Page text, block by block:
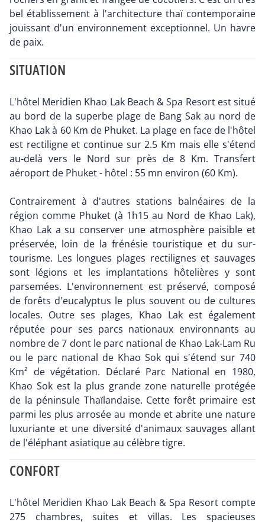
bel établissement à l'architecture thaï contemporaine
jouissant d'un environnement exceptionnel. Un havre
de paix.
SITUATION
L'hôtel Meridien Khao Lak Beach & Spa Resort est situé
au bord de la superbe plage de Bang Sak au nord de
Khao Lak à 60 Km de Phuket. La plage en face de l'hôtel
est rectiligne et continue sur 2.5 Km mais elle s'étend
au-delà vers le Nord sur près de 8 Km. Transfert
aéroport de Phuket - hôtel : 55 mn environ (60 Km).
Contrairement à d'autres stations balnéaires de la
région comme Phuket (à 1h15 au Nord de Khao Lak),
Khao Lak a su conserver une atmosphère paisible et
préservée, loin de la frénésie touristique et du sur-
tourisme. Les longues plages rectilignes et sauvages
sont légions et les implantations hôtelières y sont
parsemées. L'environnement est préservé, composé
de forêts d'eucalyptus le plus souvent ou de cultures
locales. Outre ses plages, Khao Lak est également
réputée pour ses parcs nationaux environnants au
nombre de 7 dont le parc national de Khao Lak-Lam Ru
ou le parc national de Khao Sok qui s'étend sur 740
Km² de végétation. Déclaré Parc National en 1980,
Khao Sok est la plus grande zone naturelle protégée
de la péninsule Thaïlandaise. Cette forêt primaire est
parmi les plus arrosée au monde et abrite une nature
luxuriante et une diversité d'animaux sauvages allant
de l'éléphant asiatique au célèbre tigre.
CONFORT
L'hôtel Meridien Khao Lak Beach & Spa Resort compte
275 chambres, suites et villas. Les spacieuses